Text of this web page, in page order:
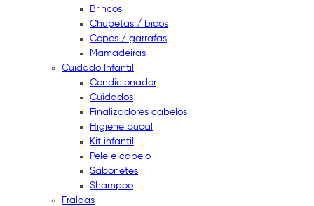
Brincos
Chupetas / bicos
Copos / garrafas
Mamadeiras
Cuidado Infantil
Condicionador
Cuidados
Finalizadores cabelos
Higiene bucal
Kit infantil
Pele e cabelo
Sabonetes
Shampoo
Fraldas